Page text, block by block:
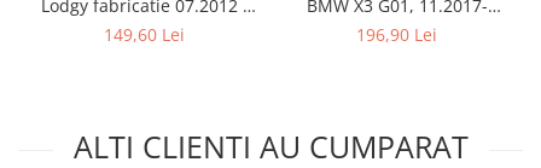
Lodgy fabricatie 07.2012 -
prezent (7 locuri)
149,60 Lei
BMW X3 G01, 11.2017-
prezent, Rigum RKK Cehia
196,90 Lei
ALTI CLIENTI AU CUMPARAT